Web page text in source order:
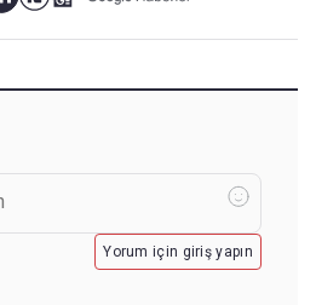
Yorum için giriş yapın